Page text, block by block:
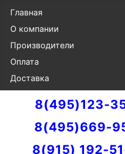
Главная
О компании
Производители
Оплата
Доставка
8(495)123-
8(495)669-
8(915) 192-